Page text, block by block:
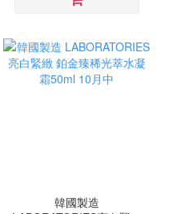
韓國製造